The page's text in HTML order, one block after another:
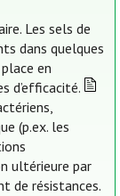
Les sels de
dans quelques
en
d’efficacité.
(p.ex. les
ultérieure par
de résistances.